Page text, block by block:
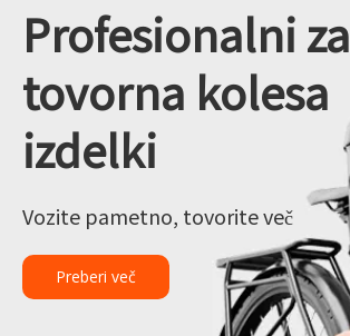
Blog
Kontakt
Profesionalni za
tovorna kolesa
izdelki
Vozite pametno, tovorite več
Preberi več